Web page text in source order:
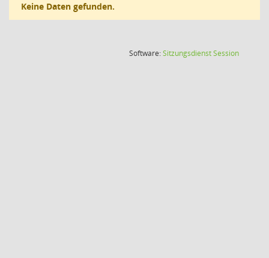
Keine Daten gefunden.
Software:SitzungsdienstSession(Wird in